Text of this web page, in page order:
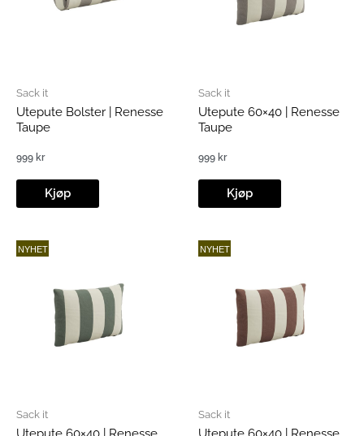
Sack it
Utepute Bolster | Renesse
Taupe
999 kr
Kjøp
Sack it
Utepute 60×40 | Renesse
Taupe
999 kr
Kjøp
NYHET
Sack it
NYHET
Sack it